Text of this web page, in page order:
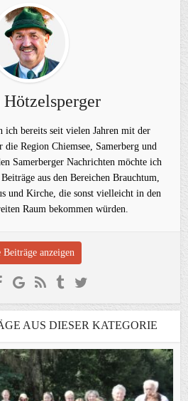
bereits seit vielen Jahren mit der
die Region Chiemsee, Samerberg und
Samerberger Nachrichten möchte ich
aus den Bereichen Brauchtum,
und Kirche, die sonst vielleicht in den
Raum bekommen würden.
anzeigen
AUS DIESER KATEGORIE